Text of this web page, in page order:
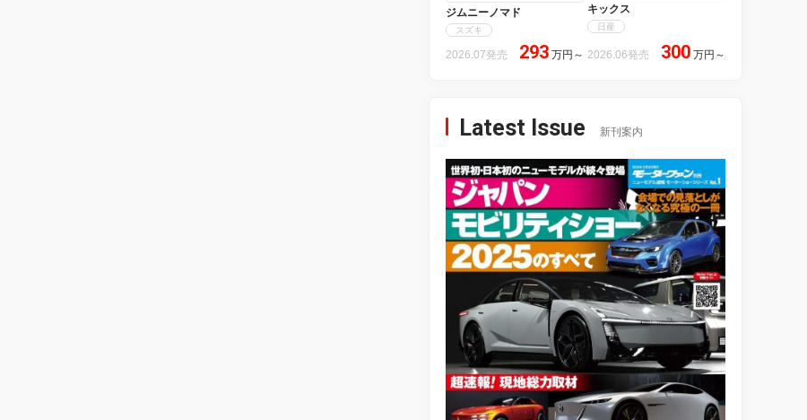
ジムニーノマド
スズキ
2026.07発売 293 万円 ～
キックス
日産
2026.06発売 300 万円 ～
Latest Issue 新刊案内